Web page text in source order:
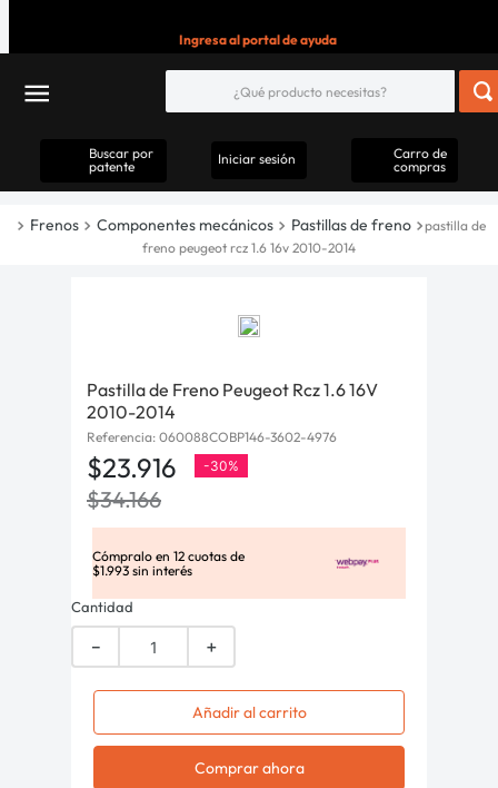
Ingresa al portal de ayuda
Buscar por
patente
Iniciar sesión
Carro de
compras
Frenos Componentes mecánicos Pastillas de freno
pastilla de
freno peugeot rcz 1.6 16v 2010-2014
Pastilla de Freno Peugeot Rcz 1.6 16V
2010-2014
Referencia: 060088COBP146-3602-4976
$23.916 -30%
$34.166
Cómpralo en 12 cuotas de
$1.993 sin interés
Cantidad
＋
－
Añadir al carrito
Comprar ahora